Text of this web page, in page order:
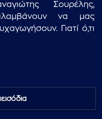
Σουρέλης,
να μας
Γιατί ό,τι